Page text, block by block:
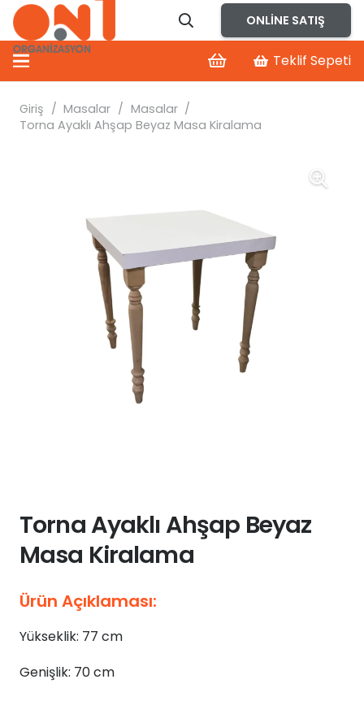
ONLINE SATIŞ
Teklif Sepeti
Giriş / Masalar / Masalar /
Torna Ayaklı Ahşap Beyaz Masa Kiralama
Torna Ayaklı Ahşap Beyaz
Masa Kiralama
Ürün Açıklaması:
Yükseklik: 77 cm
Genişlik: 70 cm